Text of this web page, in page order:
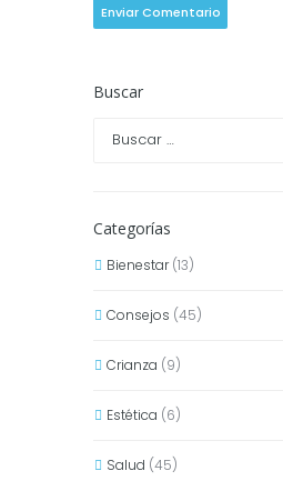
Buscar
Categorías
Bienestar(13)
Consejos (45)
Crianza (9)
Estética (6)
Salud (45)